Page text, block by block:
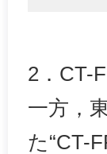
2．CT-
一方，
た“CT-